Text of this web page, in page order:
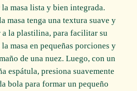
masa lista y bien integrada.
masa tenga una textura suave y
la plastilina, para facilitar su
masa en pequeñas porciones y
de una nuez. Luego, con un
espátula, presiona suavemente
bola para formar un pequeño